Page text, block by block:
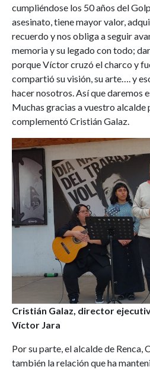
cumpliéndose los 50 años del
asesinato, tiene mayor valor,
recuerdo y nos obliga a seguir
memoria y su legado con todo;
porque Víctor cruzó el charco y
compartió su visión, su arte…. y
hacer nosotros. Así que daremos
Muchas gracias a vuestro alcalde
complementó Cristián Galaz.
Cristián Galaz, director
Víctor Jara
Por su parte, el alcalde de Renca,
también la relación que ha